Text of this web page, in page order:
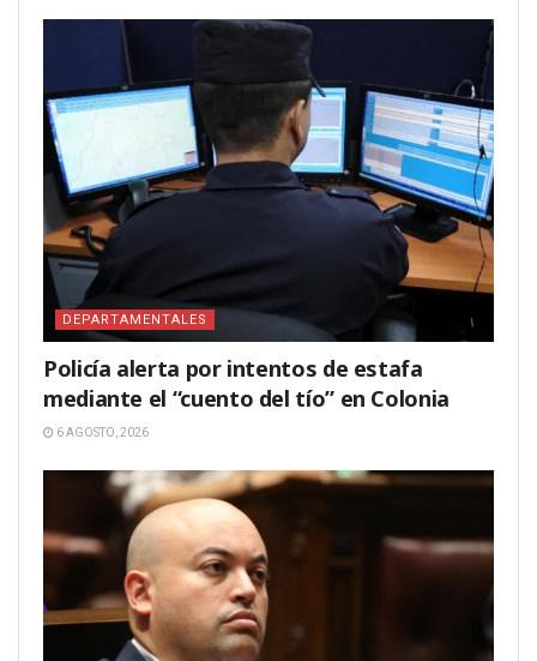
DEPARTAMENTALES
Policía alerta por intentos de estafa
mediante el “cuento del tío” en Colonia
6 AGOSTO, 2026